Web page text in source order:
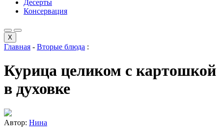
Десерты
Консервация
X
Главная - Вторые блюда :
Курица целиком с картошкой
в духовке
Автор: Нина